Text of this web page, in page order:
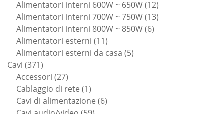
prodotti
Alimentatori interni 600W ~ 650W 1212
prodotti
Alimentatori interni 700W ~ 750W 1313
Alimentatori interni 800W ~ 850W 66
Alimentatori esterni 1111
prodotti
Alimentatori esterni da casa 55
Cavi 371371
prodotti
Accessori 2727
prodotti
Cablaggio di rete 11
prodotto
Cavi di alimentazione 66